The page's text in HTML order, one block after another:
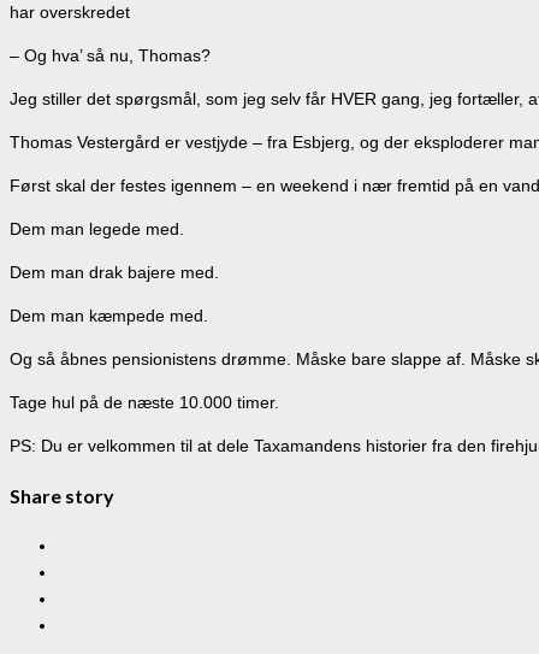
har overskredet
– Og hva’ så nu, Thomas?
Jeg stiller det spørgsmål, som jeg selv får HVER gang, jeg fortæller,
Thomas Vestergård er vestjyde – fra Esbjerg, og der eksploderer
Først skal der festes igennem – en weekend i nær fremtid på en
Dem man legede med.
Dem man drak bajere med.
Dem man kæmpede med.
Og så åbnes pensionistens drømme. Måske bare slappe af. Måske
Tage hul på de næste 10.000 timer.
PS: Du er velkommen til at dele Taxamandens historier fra den
Share story